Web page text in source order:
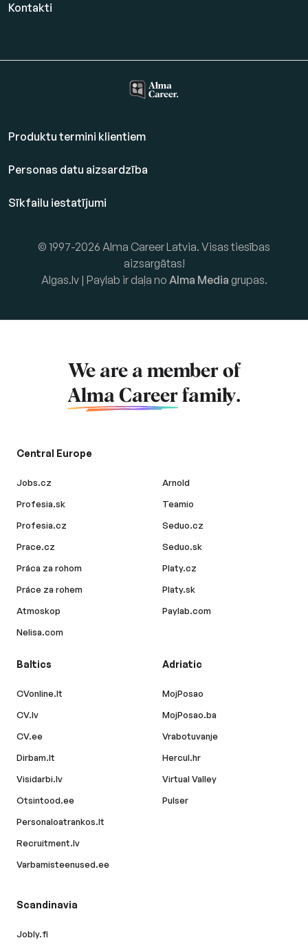
Kontakti
Produktu termini klientiem
Personas datu aizsardzība
Sīkfailu iestatījumi
© 1997-2026 Alma Career Latvia. Visas tiesības
aizsargātas!
Algas.lv | Paylab ir daļa no Alma Media grupas.
We are a member of
Alma Career family.
Central Europe
Jobs.cz
Profesia.sk
Profesia.cz
Prace.cz
Práca za rohom
Práce za rohem
Atmoskop
Nelisa.com
Arnold
Teamio
Seduo.cz
Seduo.sk
Platy.cz
Platy.sk
Paylab.com
Baltics
CVonline.lt
CV.lv
CV.ee
Dirbam.lt
Visidarbi.lv
Otsintood.ee
Personaloatrankos.lt
Recruitment.lv
Varbamisteenused.ee
Adriatic
MojPosao
MojPosao.ba
Vrabotuvanje
Hercul.hr
Virtual Valley
Pulser
Scandinavia
Jobly.fi